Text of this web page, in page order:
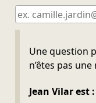
Une question
n’êtes pas
Jean Vilar est :
Ne pas remplir